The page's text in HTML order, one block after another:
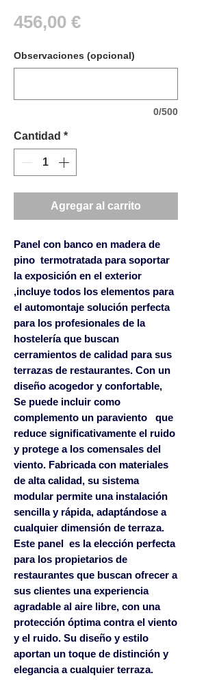
456,00 €Precio
Observaciones (opcional)
0/500
Cantidad *
Agregar al carrito
Panel con banco en madera de
pino termotratada para soportar
la exposición en el exterior
,incluye todos los elementos para
el automontaje solución perfecta
para los profesionales de la
hostelería que buscan
cerramientos de calidad para sus
terrazas de restaurantes. Con un
diseño acogedor y confortable,
Se puede incluir como
complemento un paraviento que
reduce significativamente el ruido
y protege a los comensales del
viento. Fabricada con materiales
de alta calidad, su sistema
modular permite una instalación
sencilla y rápida, adaptándose a
cualquier dimensión de terraza.
Este panel es la elección perfecta
para los propietarios de
restaurantes que buscan ofrecer a
sus clientes una experiencia
agradable al aire libre, con una
protección óptima contra el viento
y el ruido. Su diseño y estilo
aportan un toque de distinción y
elegancia a cualquier terraza.